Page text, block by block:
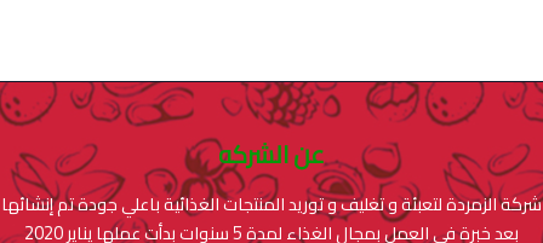
عن الشركه
شركة الزمردة لتعبئة و تغليف و توريد المنتجات الغذائية باعلي جودة تم إنشائها
بعد خبرة فى العمل بمجال الغذاء لمدة 5 سنوات بدأت عملها يناير 2020